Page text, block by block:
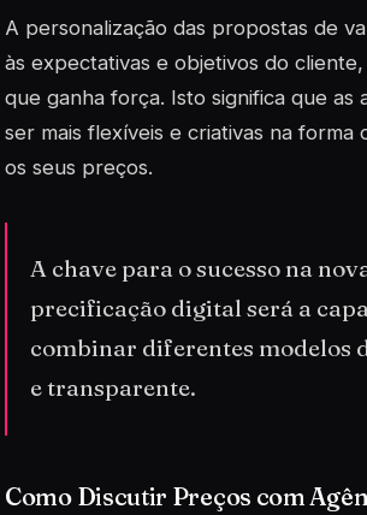
A personalização das propostas de
às expectativas e objetivos do
que ganha força. Isto significa que as
ser maisflexíveis e criativas na forma
os seus preços.
A chave para o sucesso na
precificação digital será a
combinar diferentes modelos
e transparente.
Como Discutir Preços com